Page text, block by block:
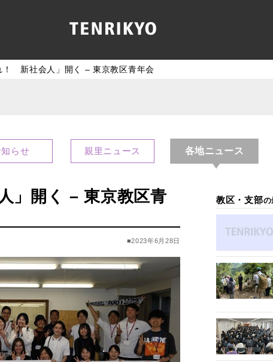
！ 新社会人」開く – 東京教区青年会
知らせ 親里ニュース 各地ニュース
」開く – 東京教区青
■2023年6月28日
教区・支部の